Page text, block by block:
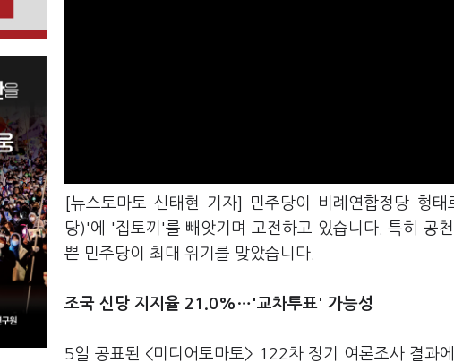
[뉴스토마토 신태현 기자] 민주당이 비례연합정당 형
당)'에 '집토끼'를 빼앗기며 고전하고 있습니다. 특히 공
쁜 민주당이 최대 위기를 맞았습니다.
조국 신당 지지율 21.0%…'교차투표' 가능성
5일 공표된 <미디어토마토> 122차 정기 여론조사 결과